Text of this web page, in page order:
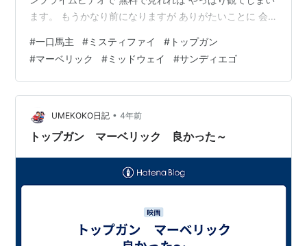
ます。 もうかなり前になりますが ありがたいことに 会
た。 私、英語が大の苦手、 任命された時は嫌で嫌で 仕
方がなかったのですが、 いざ現地に着いてしまえば 折角
来たのだしと欲がでるもので 空き時間に行ける観光スポ
ットは無いかと ガイドをみていたところ、 「空母 ミッ
ドウェイ（博物館）」が あるのね！？ これは確実に行き
たい！！…
#一口馬主 #ミスティファイ # トップガン
#マーベリック #ミッドウェイ #サンディエゴ
UMEKOKO日記 • 4年前
トップガン マーベリック 良かった～